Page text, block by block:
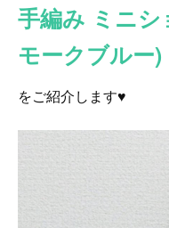
手編み ミニ
モークブルー)
をご紹介します♥️